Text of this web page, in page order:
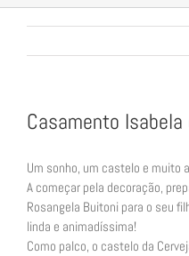
Casamento
Um sonho, um castelo e muito
A começar pela decoração,
Rosangela Buitoni para o seu
linda e animadíssima!
Como palco, o castelo da